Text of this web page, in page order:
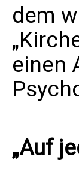
dem
einen
„Auf